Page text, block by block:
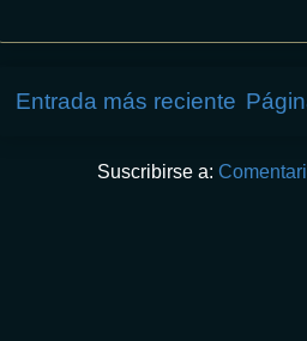
Entrada más reciente
Suscribirse a: